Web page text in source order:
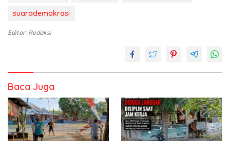
suarademokrasi
Editor: Redaksi
Baca Juga